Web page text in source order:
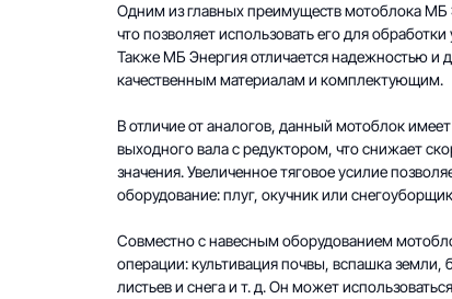
Одним из главных преимуществ мотоблока МБ
что позволяет использовать его для
Также МБ Энергия отличается надежностью и
качественным материалам и комплектующим.
В отличие от аналогов, данный мотоблок
выходного вала с редуктором, что снижает
значения. Увеличенное тяговое усилие
оборудование: плуг, окучник или
Совместно с навесным оборудованием
операции: культивация почвы, вспашка земли,
листьев и снега и т. д. Он может